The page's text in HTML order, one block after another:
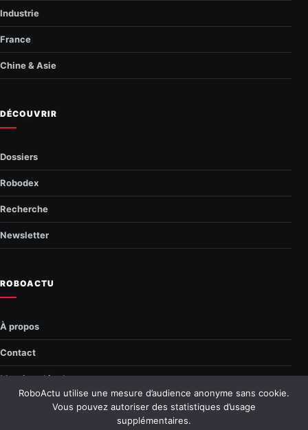
Industrie
France
Chine & Asie
DÉCOUVRIR
Dossiers
Robodex
Recherche
Newsletter
ROBOACTU
À propos
Contact
Mentions légales
Confidentialité
RoboActu utilise une mesure d’audience anonyme sans cookie.
Vous pouvez autoriser des statistiques d’usage
supplémentaires.